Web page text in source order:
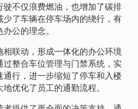
不仅浪费燃油，也增加了碳排
了车辆在停车场内的绕行，有
公的理念。
联动，形成一体化的办公环境
整合车位管理与门禁系统，实
行，进一步缩短了停车和入楼
优化了员工的通勤流程。